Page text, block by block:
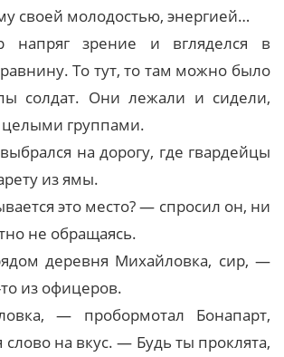
своей молодостью, энергией…
напряг зрение и вгляделся в
То тут, то там можно было
солдат. Они лежали и сидели,
группами.
на дорогу, где гвардейцы
из ямы.
это место? — спросил он, ни
не обращаясь.
деревня Михайловка, сир, —
из офицеров.
— пробормотал Бонапарт,
слово на вкус. — Будь ты проклята,